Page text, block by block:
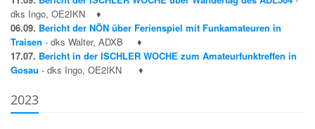
dks Ingo, OE2IKN
♦
06.09. Bericht der NÖN über Ferienspiel mit Funkamateuren in
Traisen - dks Walter, ADXB
♦
17.07. Bericht in der ISCHLER WOCHE zum Amateurfunktreffen in
Gosau - dks Ingo, OE2IKN ♦
2023